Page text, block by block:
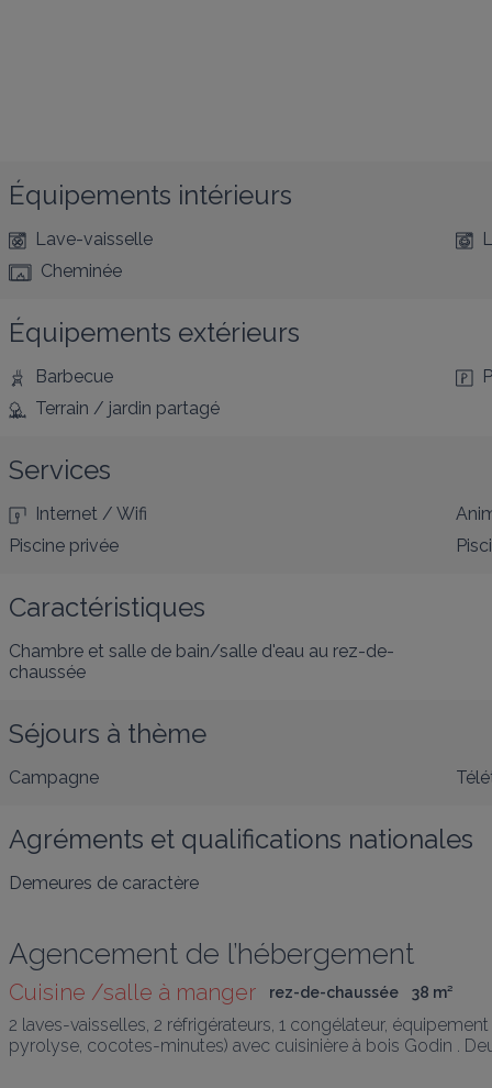
Équipements intérieurs
Lave-vaisselle
Cheminée
Équipements extérieurs
Barbecue
Terrain / jardin partagé
Services
Internet / Wifi
Piscine privée
Caractéristiques
Chambre et salle de bain/salle d'eau au rez-de-
chaussée
Séjours à thème
Campagne
Agréments et qualifications nationales
Demeures de caractère
Agencement de l’hébergement
Cuisine /salle à manger rez-de-chaussée 38 m²
2 laves-vaisselles, 2 réfrigérateurs, 1 congélateur,
pyrolyse, cocotes-minutes) avec cuisinière à bois Godin .